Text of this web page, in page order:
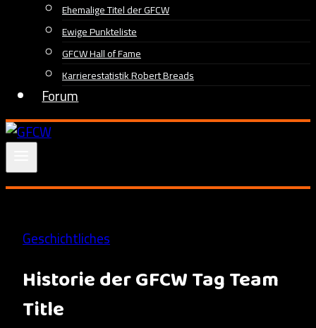
Ehemalige Titel der GFCW
Ewige Punkteliste
GFCW Hall of Fame
Karrierestatistik Robert Breads
Forum
Geschichtliches
Historie der GFCW Tag Team
Title